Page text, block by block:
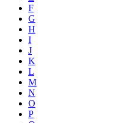
F
G
H
I
J
K
L
M
N
O
P